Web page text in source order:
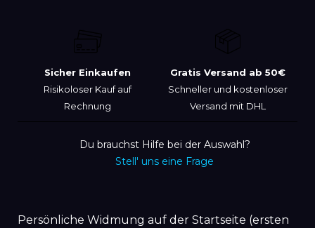
Sicher Einkaufen
Risikoloser Kauf auf
Rechnung
Gratis Versand ab 50€
Schneller und kostenloser
Versand mit DHL
Du brauchst Hilfe bei der Auswahl?
Stell' uns eine Frage
Persönliche Widmung auf der Startseite (ersten